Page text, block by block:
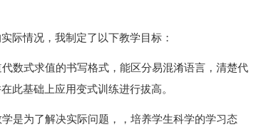
际情况，我制定了以下教学目标：
数式求值的书写格式，能区分易混淆语言，清楚代
此基础上应用变式训练进行拔高。
是为了解决实际问题，，培养学生科学的学习态